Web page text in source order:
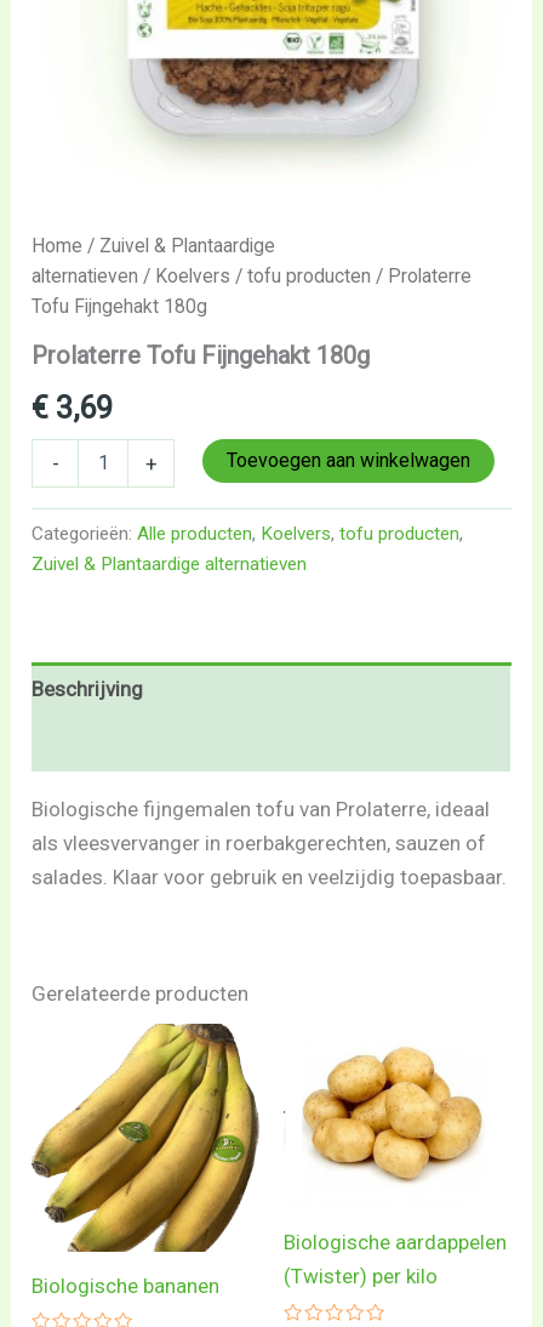
Home / Zuivel & Plantaardige
alternatieven / Koelvers /tofu producten / Prolaterre
Tofu Fijngehakt 180g
Prolaterre Tofu Fijngehakt 180g
€ 3,69
- + Toevoegen aan winkelwagen
Categorieën:Alle producten, Koelvers,tofu producten,
Zuivel & Plantaardige alternatieven
Beschrijving
Biologische fijngemalen tofu van Prolaterre, ideaal
als vleesvervanger in roerbakgerechten, sauzen of
salades. Klaar voor gebruik en veelzijdig toepasbaar.
Gerelateerde producten
Biologische bananen
Biologische aardappelen
(Twister) per kilo